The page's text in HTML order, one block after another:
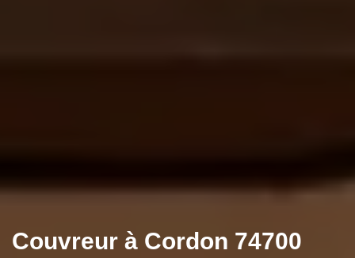
Couvreur à Cordon 74700